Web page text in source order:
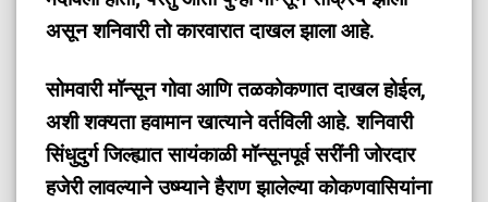
असून शनिवारी तो कारवारात दाखल झाला आहे.
सोमवारी मॉन्सून गोवा आणि तळकोकणात दाखल होईल,
अशी शक्यता हवामान खात्याने वर्तविली आहे. शनिवारी
सिंधुदुर्ग जिल्ह्यात सायंकाळी मॉन्सूनपूर्व सरींनी जोरदार
हजेरी लावल्याने उष्म्याने हैराण झालेल्या कोकणवासियांना